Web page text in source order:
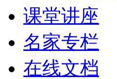
课堂讲座
名家专栏
在线文档